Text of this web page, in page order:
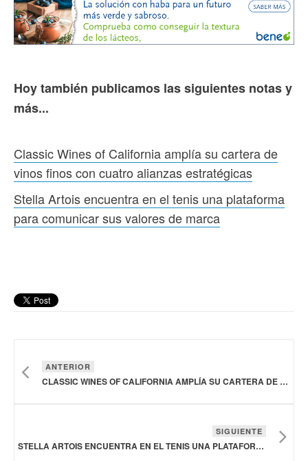
Hoy también publicamos las siguientes notas y
más...
Classic Wines of California amplía su cartera de
vinos finos con cuatro alianzas estratégicas
Stella Artois encuentra en el tenis una plataforma
para comunicar sus valores de marca
ANTERIOR
CLASSIC WINES OF CALIFORNIA AMPLÍA SU CARTERA DE VINOS FINOS CON CUATRO ALIANZAS ESTRATÉGICAS
SIGUIENTE
STELLA ARTOIS ENCUENTRA EN EL TENIS UNA PLATAFORMA PARA COMUNICAR SUS VALORES DE MARCA